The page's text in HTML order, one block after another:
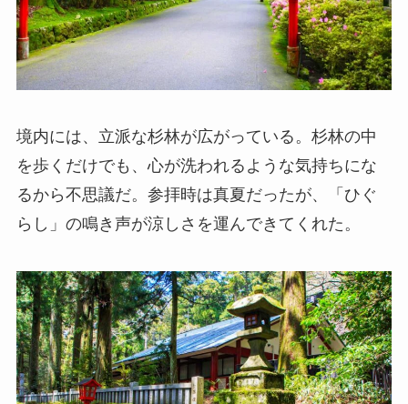
境内には、立派な杉林が広がっている。杉林の中
を歩くだけでも、心が洗われるような気持ちにな
るから不思議だ。参拝時は真夏だったが、「ひぐ
らし」の鳴き声が涼しさを運んできてくれた。